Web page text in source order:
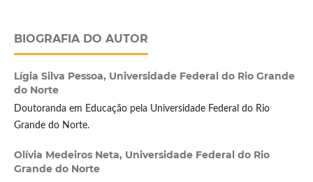
BIOGRAFIA DO AUTOR
Lígia Silva Pessoa, Universidade Federal do Rio Grande
do Norte
Doutoranda em Educação pela Universidade Federal do Rio
Grande do Norte.
Olívia Medeiros Neta, Universidade Federal do Rio
Grande do Norte